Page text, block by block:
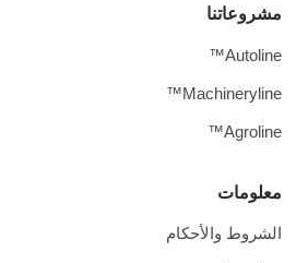
معلومات
الشروط والأحكام
مشروعاتنا
Autoline™
Machineryline™
Agroline™